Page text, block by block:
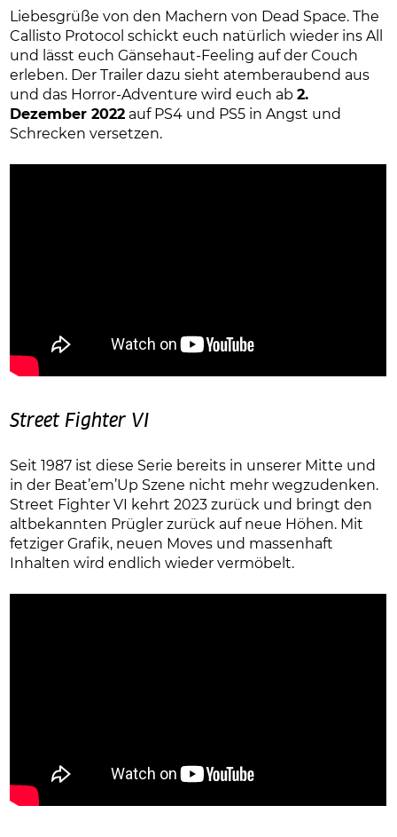
Liebesgrüße von den Machern von Dead Space. The
Callisto Protocol schickt euch natürlich wieder ins All
und lässt euch Gänsehaut-Feeling auf der Couch
erleben. Der Trailer dazu sieht atemberaubend aus
und das Horror-Adventure wird euch ab2.
Dezember 2022 auf PS4 und PS5 in Angst und
Schrecken versetzen.
Street Fighter VI
Seit 1987 ist diese Serie bereits in unserer Mitte und
in der Beat’em’Up Szene nicht mehr wegzudenken.
Street Fighter VI kehrt 2023 zurück und bringt den
altbekannten Prügler zurück auf neue Höhen. Mit
fetziger Grafik, neuen Moves und massenhaft
Inhalten wird endlich wieder vermöbelt.